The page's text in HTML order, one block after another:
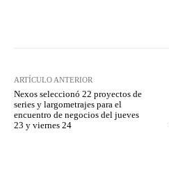
ARTÍCULO ANTERIOR
Nexos seleccionó 22 proyectos de
series y largometrajes para el
encuentro de negocios del jueves
23 y viernes 24